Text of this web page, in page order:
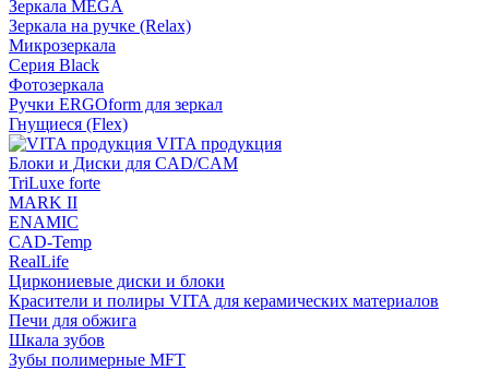
Зеркала MEGA
Зеркала на ручке (Relax)
Микрозеркала
Серия Black
Фотозеркала
Ручки ERGOform для зеркал
Гнущиеся (Flex)
VITA продукция
Блоки и Диски для CAD/CAM
TriLuxe forte
MARK II
ENAMIC
CAD-Temp
RealLife
Циркониевые диски и блоки
Красители и полиры VITA для керамических материалов
Печи для обжига
Шкала зубов
Зубы полимерные MFT